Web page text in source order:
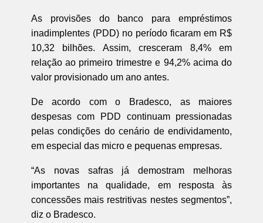
As provisões do banco para empréstimos
inadimplentes (PDD) no período ficaram em R$
10,32 bilhões. Assim, cresceram 8,4% em
relação ao primeiro trimestre e 94,2% acima do
valor provisionado um ano antes.
De acordo com o Bradesco, as maiores
despesas com PDD continuam pressionadas
pelas condições do cenário de endividamento,
em especial das micro e pequenas empresas.
“As novas safras já demostram melhoras
importantes na qualidade, em resposta às
concessões mais restritivas nestes segmentos”,
diz o Bradesco.